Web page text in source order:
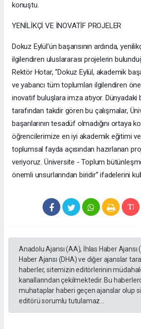
konuştu.
YENİLİKÇİ VE İNOVATİF PROJELER
Dokuz Eylül’ün başarısının ardında,
ilgilendiren uluslararası projelerin
Rektör Hotar, “Dokuz Eylül, akademik
ve yabancı tüm toplumları ilgilendiren
inovatif buluşlara imza atıyor. Dünyadaki
tarafından takdir gören bu çalışmalar,
başarılarının tesadüf olmadığını ortaya
öğrencilerimize en iyi akademik eğitimi
toplumsal fayda açısından hazırlanan
veriyoruz. Üniversite - Toplum
önemli unsurlarından biridir” ifadelerini
Anadolu Ajansı (AA), İhlas Haber Ajansı
Haber Ajansı (DHA) ve diğer ajanslar
haberler, sitemizin editörlerinin
kanallarından çekilmektedir. Bu
muhataplar haberi geçen ajanslar olup
editörü sorumlu tutulamaz...